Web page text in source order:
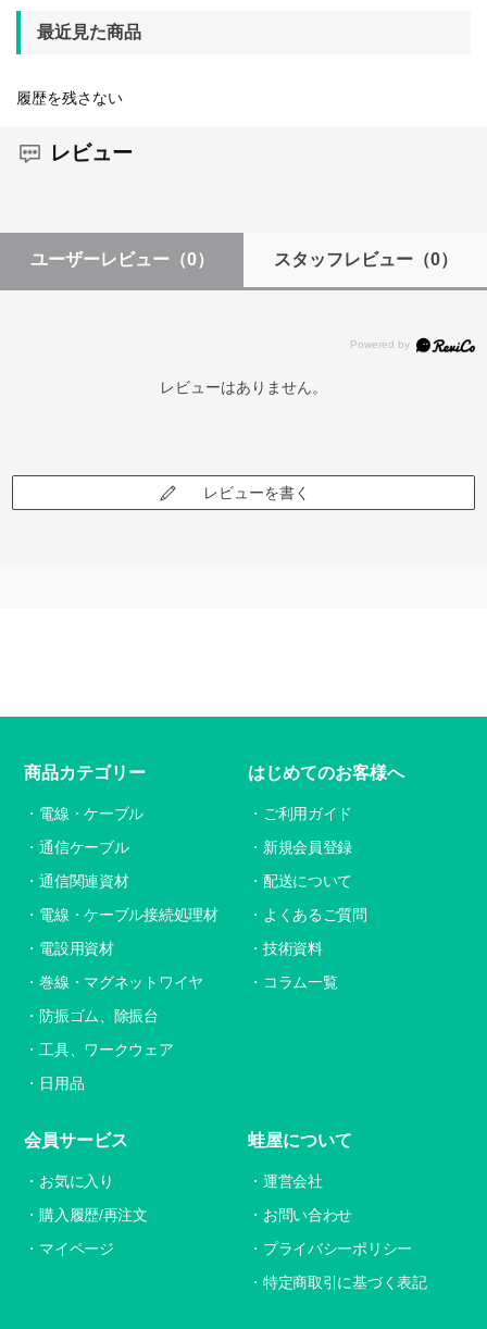
最近見た商品
履歴を残さない
レビュー
ユーザーレビュー （0） スタッフレビュー（0）
レビューはありません。
レビューを書く
商品カテゴリー
電線・ケーブル
通信ケーブル
通信関連資材
電線・ケーブル接続処理材
電設用資材
巻線・マグネットワイヤ
防振ゴム、除振台
工具、ワークウェア
日用品
はじめてのお客様へ
ご利用ガイド
新規会員登録
配送について
よくあるご質問
技術資料
コラム一覧
会員サービス
お気に入り
購入履歴/再注文
マイページ
蛙屋について
運営会社
お問い合わせ
プライバシーポリシー
特定商取引に基づく表記